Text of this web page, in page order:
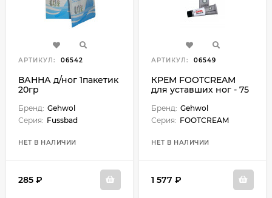
АРТИКУЛ: 06542
ВАННА д/ног 1пакетик
20гр
Бренд: Gehwol
Серия: Fussbad
НЕТ В НАЛИЧИИ
285 ₽
АРТИКУЛ: 06549
КРЕМ FOOTCREAM
для уставших ног - 75
Бренд: Gehwol
Серия: FOOTCREAM
НЕТ В НАЛИЧИИ
1 577 ₽